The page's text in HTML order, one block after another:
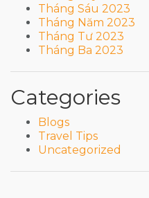
Tháng Sáu 2023
Tháng Năm 2023
Tháng Tư 2023
Tháng Ba 2023
Categories
Blogs
Travel Tips
Uncategorized